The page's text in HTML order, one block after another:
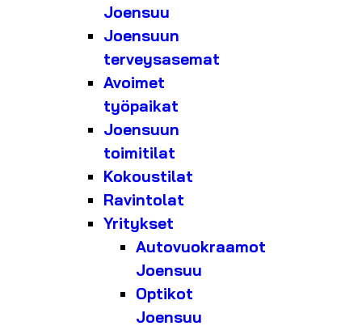
Joensuu
Joensuun
terveysasemat
Avoimet
työpaikat
Joensuun
toimitilat
Kokoustilat
Ravintolat
Yritykset
Autovuokraamot
Joensuu
Optikot
Joensuu